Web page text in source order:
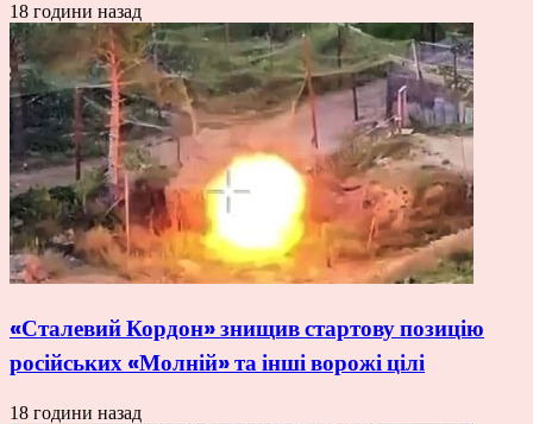
18 години назад
«Сталевий Кордон» знищив стартову позицію
російських «Молній» та інші ворожі цілі
18 години назад